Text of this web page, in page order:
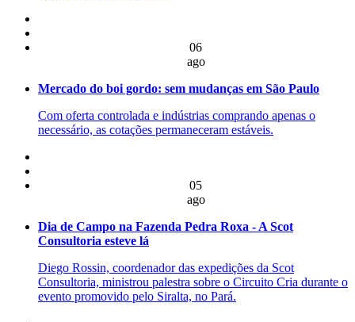
06
ago
Mercado do boi gordo: sem mudanças em São Paulo
Com oferta controlada e indústrias comprando apenas o
necessário, as cotações permaneceram estáveis.
05
ago
Dia de Campo na Fazenda Pedra Roxa - A Scot
Consultoria esteve lá
Diego Rossin, coordenador das expedições da Scot
Consultoria, ministrou palestra sobre o Circuito Cria durante o
evento promovido pelo Siralta, no Pará.